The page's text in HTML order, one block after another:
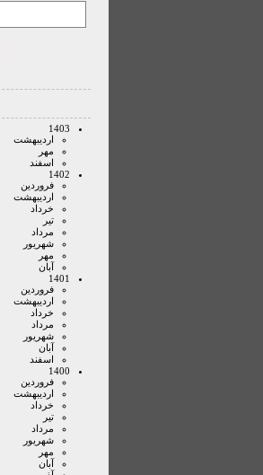
1403
ارديبهشت
مهر
اسفند
1402
فروردين
ارديبهشت
خرداد
تير
مرداد
شهريور
مهر
آبان
1401
فروردين
ارديبهشت
خرداد
مرداد
شهريور
آبان
اسفند
1400
فروردين
ارديبهشت
خرداد
تير
مرداد
شهريور
مهر
آبان